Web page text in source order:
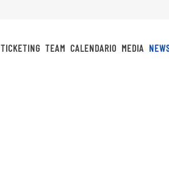
TICKETING TEAM CALENDARIO MEDIA